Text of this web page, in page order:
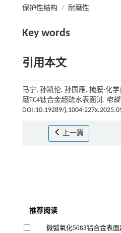
保护性结构 / 耐磨性
Key words
引用本文
马宁, 孙凯伦, 孙国雁. 掩膜-化
磨TC4钛合金超疏水表面[J]. 电
DOI:10.19289/j.1004-
上一篇